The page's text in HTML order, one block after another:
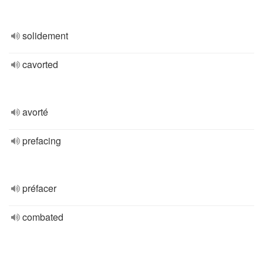
solidement
cavorted
avorté
prefacing
préfacer
combated